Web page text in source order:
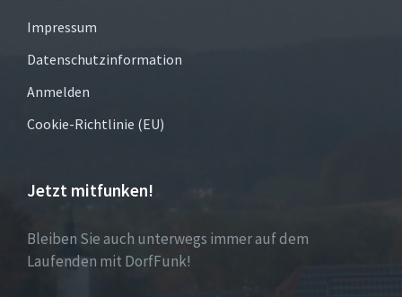
Impressum
Datenschutzinformation
Anmelden
Cookie-Richtlinie (EU)
Jetzt mitfunken!
Bleiben Sie auch unterwegs immer auf dem
Laufenden mit DorfFunk!